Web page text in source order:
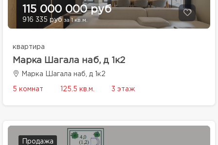
115 000 000 руб
916 335 руб за 1 кв.м.
квартира
Марка Шагала наб, д 1к2
Марка Шагала наб, д 1к2
5 комнат 125.5 кв.м. 3 этаж
Продажа